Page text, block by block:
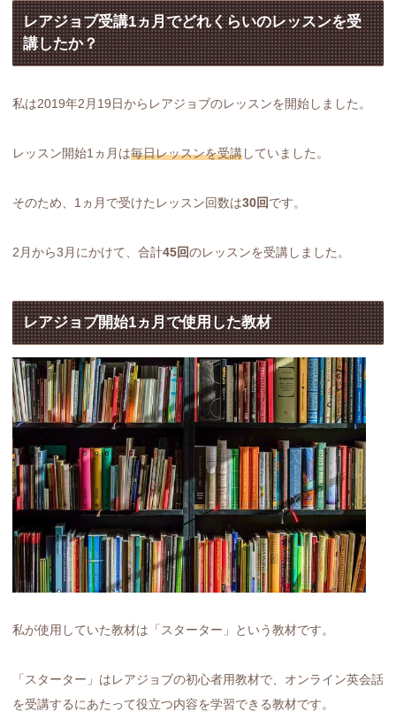
レアジョブ受講1ヵ月でどれくらいのレッスンを受
講したか？
私は2019年2月19日からレアジョブのレッスンを開始しました。
レッスン開始1ヵ月は毎日レッスンを受講していました。
そのため、1ヵ月で受けたレッスン回数は30回です。
2月から3月にかけて、合計45回のレッスンを受講しました。
レアジョブ開始1ヵ月で使用した教材
私が使用していた教材は「スターター」という教材です。
「スターター」はレアジョブの初心者用教材で、オンライン英会話
を受講するにあたって役立つ内容を学習できる教材です。